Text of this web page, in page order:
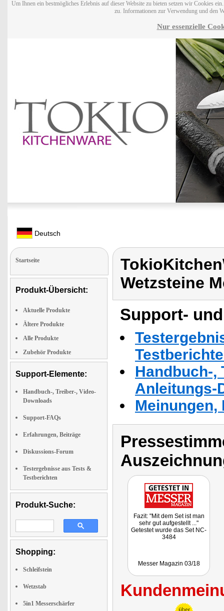
Um Ihnen ein bestmögliches Erlebnis auf dieser Website zu bieten setzen wir Cookies
zu. Informationen zur Verwendung und den
Nur essenzielle
Deutsch
Startseite
Produkt-Übersicht:
Aktuelle Produkte
Ältere Produkte
Alle Produkte
Zubehör Produkte
Support-Elemente:
Handbuch-, Treiber-, Video-
Downloads
Support-FAQs
Erfahrungen, Beiträge
Diskussions-Forum
Testergebnisse aus Tests &
Testberichten
Produkt-Suche:
Shopping:
Schleifstein
Wetzstab
5in1 Messerschärfer
Wetzsteine
Support-
Handbuch-,
Anleitungs-
Fazit: "Mit dem Set ist man
sehr gut aufgestellt ..."
Getestet wurde das Set NC-
3484
Messer Magazin 03/18